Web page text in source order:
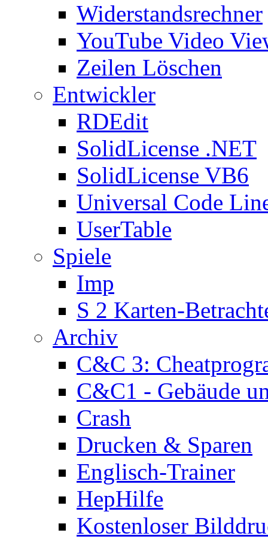
Widerstandsrechner
YouTube Video
Zeilen Löschen
Entwickler
RDEdit
SolidLicense .NET
SolidLicense VB6
Universal Code
UserTable
Spiele
Imp
S 2 Karten-
Archiv
C&C 3:
C&C1 - Gebäude
Crash
Drucken & Sparen
Englisch-Trainer
HepHilfe
Kostenloser